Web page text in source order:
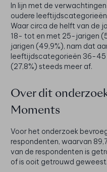
In lijn met de
oudere leeftijdscategorieën
Waar circa de helft van de
18- tot en met 25-jarigen
jarigen (49,9%), nam dat
leeftijdscategorieën 36-45
(27,8%) steeds meer af.
Over dit
Moments
Voor het onderzoek
respondenten, waarvan
van de respondenten is
of is ooit getrouwd geweest.